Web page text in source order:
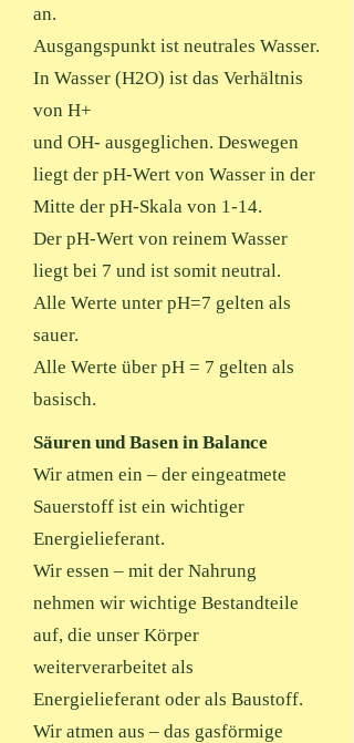
an.
Ausgangspunkt ist neutrales Wasser.
In Wasser (H2O) ist das Verhältnis
von H+
und OH- ausgeglichen. Deswegen
liegt der pH-Wert von Wasser in der
Mitte der pH-Skala von 1-14.
Der pH-Wert von reinem Wasser
liegt bei 7 und ist somit neutral.
Alle Werte unter pH=7 gelten als
sauer.
Alle Werte über pH = 7 gelten als
basisch.
Säuren und Basen in Balance
Wir atmen ein – der eingeatmete
Sauerstoff ist ein wichtiger
Energielieferant.
Wir essen – mit der Nahrung
nehmen wir wichtige Bestandteile
auf, die unser Körper
weiterverarbeitet als
Energielieferant oder als Baustoff.
Wir atmen aus – das gasförmige